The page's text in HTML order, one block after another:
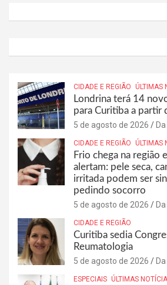
CIDADE E REGIÃO ÚLTIMAS
Londrina terá 14
para Curitiba a partir
5 de agosto de 2026
CIDADE E REGIÃO ÚLTIMAS
Frio chega na região
alertam: pele seca,
irritada podem ser
pedindo socorro
5 de agosto de 2026
CIDADE E REGIÃO
Curitiba sedia
Reumatologia
5 de agosto de 2026
ESPECIAIS ÚLTIMAS